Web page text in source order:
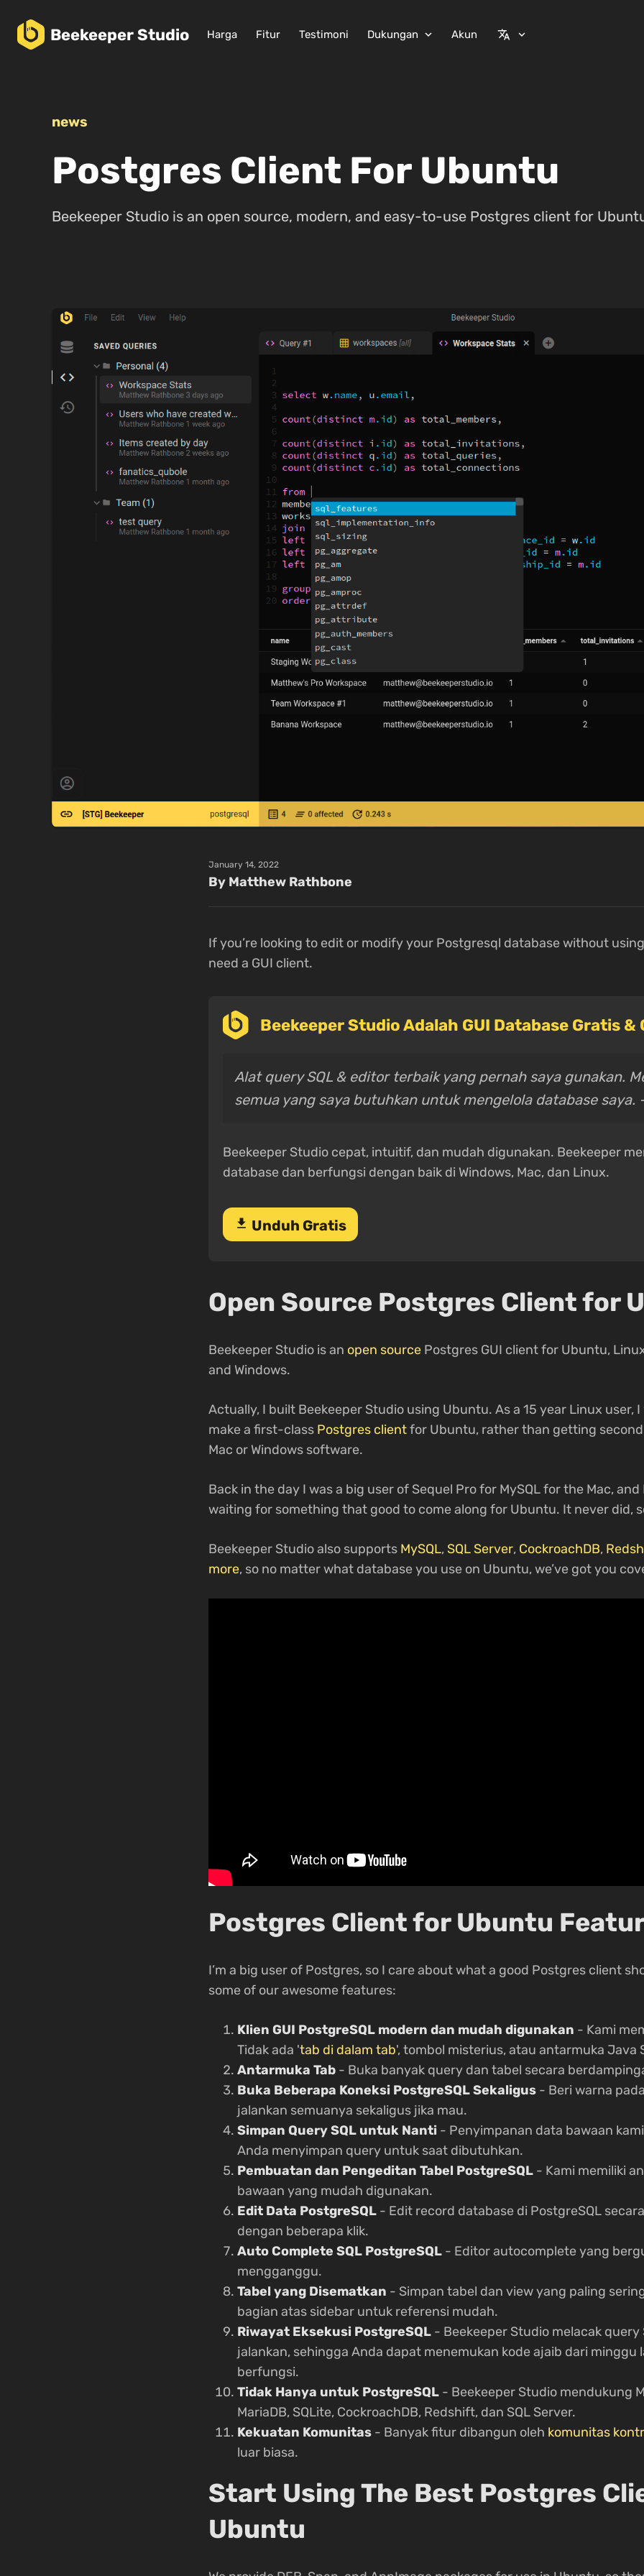
BeekeeperStudio Harga Fitur Testimoni Dukungan expand_more Akun translate expand_more
news
Postgres Client For Ubuntu
Beekeeper Studio is an open source, modern, and easy-to-use Postgres client for
January 14, 2022
By Matthew Rathbone
If you’re looking to edit or modify your Postgresql database without
need a GUI client.
Beekeeper Studio Adalah GUI Database Gratis &
Alat query SQL & editor terbaik yang pernah saya gunakan.
semua yang saya butuhkan untuk mengelola database saya.
Beekeeper Studio cepat, intuitif, dan mudah digunakan. Beekeeper
database dan berfungsi dengan baik di Windows, Mac, dan Linux.
download Unduh Gratis
Open Source Postgres Client for
Beekeeper Studio is an open sourcePostgres GUI client for Ubuntu,
and Windows.
Actually, I built Beekeeper Studio using Ubuntu. As a 15 year Linux user,
make a first-class Postgres clientfor Ubuntu, rather than getting
Mac or Windows software.
Back in the day I was a big user of Sequel Pro for MySQL for the Mac,
waiting for something that good to come along for Ubuntu. It never did,
Beekeeper Studio also supports MySQL, SQL Server, CockroachDB,
more, so no matter what database you use on Ubuntu, we’ve got you
Postgres Client for Ubuntu
I’m a big user of Postgres, so I care about what a good Postgres client
some of our awesome features:
Klien GUI PostgreSQL modern dan mudah digunakan - Kami
Tidak ada 'tab di dalam tab', tombol misterius, atau antarmuka Java
Antarmuka Tab- Buka banyak query dan tabel secara
Buka Beberapa Koneksi PostgreSQL Sekaligus- Beri warna
jalankan semuanya sekaligus jika mau.
Simpan Query SQL untuk Nanti - Penyimpanan data bawaan
Anda menyimpan query untuk saat dibutuhkan.
Pembuatan dan Pengeditan Tabel PostgreSQL- Kami memiliki
bawaan yang mudah digunakan.
Edit Data PostgreSQL- Edit record database di PostgreSQL
dengan beberapa klik.
Auto Complete SQL PostgreSQL- Editor autocomplete yang
mengganggu.
Tabel yang Disematkan - Simpan tabel dan view yang paling
bagian atas sidebar untuk referensi mudah.
Riwayat Eksekusi PostgreSQL- Beekeeper Studio melacak query
jalankan, sehingga Anda dapat menemukan kode ajaib dari minggu
berfungsi.
Tidak Hanya untuk PostgreSQL- Beekeeper Studio mendukung
MariaDB, SQLite, CockroachDB, Redshift, dan SQL Server.
Kekuatan Komunitas- Banyak fitur dibangun oleh komunitas
luar biasa.
Start Using The Best Postgres
Ubuntu